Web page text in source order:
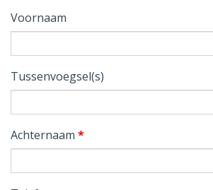
Voornaam
Tussenvoegsel(s)
Achternaam *